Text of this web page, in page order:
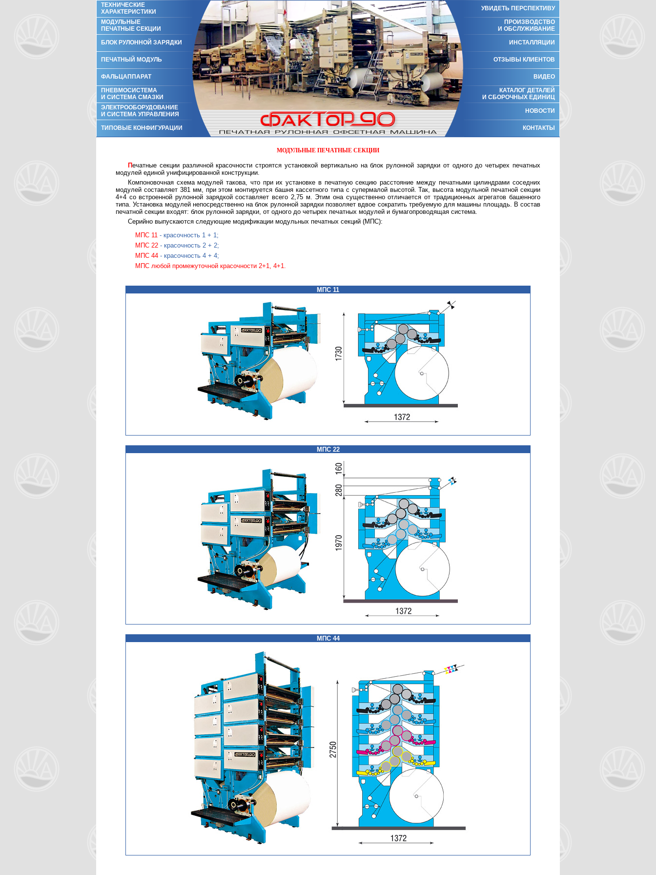
ТЕХНИЧЕСКИЕ
ХАРАКТЕРИСТИКИ
УВИДЕТЬ ПЕРСПЕКТИВУ
МОДУЛЬНЫЕ
ПЕЧАТНЫЕ СЕКЦИИ
ПРОИЗВОДСТВО
И ОБСЛУЖИВАНИЕ
БЛОК РУЛОННОЙ ЗАРЯДКИ
ИНСТАЛЛЯЦИИ
ПЕЧАТНЫЙ МОДУЛЬ ОТЗЫВЫ КЛИЕНТОВ
ФАЛЬЦАППАРАТ
ВИДЕО
ПНЕВМОСИСТЕМА
И СИСТЕМА СМАЗКИ
КАТАЛОГ ДЕТАЛЕЙ
И СБОРОЧНЫХ ЕДИНИЦ
ЭЛЕКТРООБОРУДОВАНИЕ
И СИСТЕМА УПРАВЛЕНИЯ
НОВОСТИ
ТИПОВЫЕ КОНФИГУРАЦИИ КОНТАКТЫ
МОДУЛЬНЫЕ ПЕЧАТНЫЕ СЕКЦИИ
Печатные секции различной красочности строятся установкой вертикально на блок рулонной зарядки от одного до четырех печатных
модулей единой унифицированной конструкции.
Компоновочная схема модулей такова, что при их установке в печатную секцию расстояние между печатными цилиндрами соседних
модулей составляет 381 мм, при этом монтируется башня кассетного типа с супермалой высотой. Так, высота модульной печатной секции
4+4 со встроенной рулонной зарядкой составляет всего 2,75 м. Этим она существенно отличается от традиционных агрегатов башенного
типа. Установка модулей непосредственно на блок рулонной зарядки позволяет вдвое сократить требуемую для машины площадь. В состав
печатной секции входят: блок рулонной зарядки, от одного до четырех печатных модулей и бумагопроводящая система.
Серийно выпускаются следующие модификации модульных печатных секций (МПС):
МПС 11 - красочность 1 + 1;
МПС 22 - красочность 2 + 2;
МПС 44 - красочность 4 + 4;
МПС любой промежуточной красочности 2+1, 4+1.
МПС 11
МПС 22
МПС 44